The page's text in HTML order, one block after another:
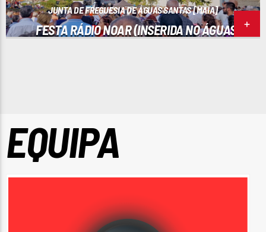
JUNTA DE FREGUESIA DE ÁGUAS SANTAS [MAIA]
FESTA RÁDIO NOAR (INSERIDA NO ÁGUAS
SANTAS FEST)
EQUIPA